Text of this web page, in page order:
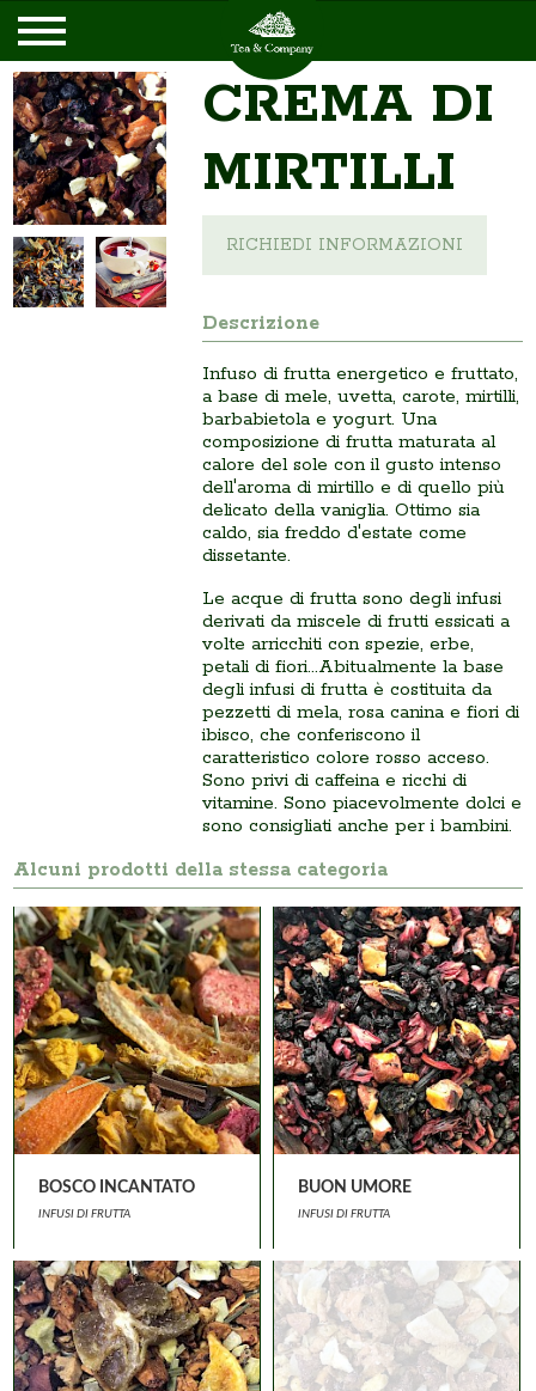
CREMA DI
MIRTILLI
RICHIEDI INFORMAZIONI
Descrizione
Infuso di frutta energetico e fruttato,
a base di mele, uvetta, carote, mirtilli,
barbabietola e yogurt. Una
composizione di frutta maturata al
calore del sole con il gusto intenso
dell'aroma di mirtillo e di quello più
delicato della vaniglia. Ottimo sia
caldo, sia freddo d'estate come
dissetante.
Le acque di frutta sono degli infusi
derivati da miscele di frutti essicati a
volte arricchiti con spezie, erbe,
petali di fiori...Abitualmente la base
degli infusi di frutta è costituita da
pezzetti di mela, rosa canina e fiori di
ibisco, che conferiscono il
caratteristico colore rosso acceso.
Sono privi di caffeina e ricchi di
vitamine. Sono piacevolmente dolci e
sono consigliati anche per i bambini.
Alcuni prodotti della stessa categoria
BOSCO INCANTATO
INFUSI DI FRUTTA
BUON UMORE
INFUSI DI FRUTTA